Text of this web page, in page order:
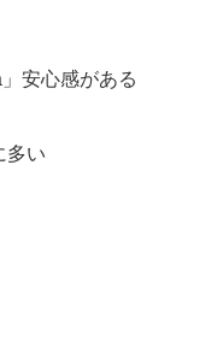
安心感がある
多い